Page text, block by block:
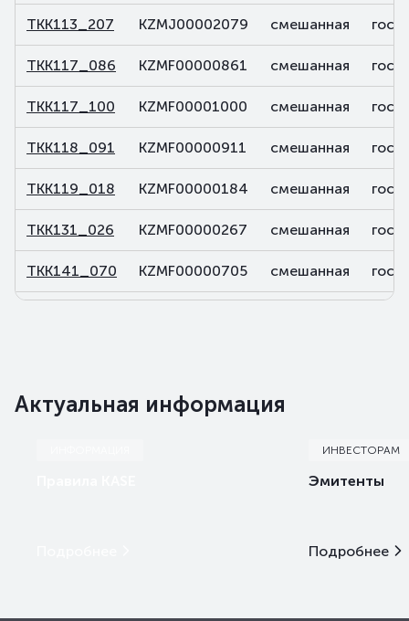
TKK113_207 KZMJ00002079 смешанная
TKK117_086 KZMF00000861 смешанная
TKK117_100 KZMF00001000 смешанная
TKK118_091 KZMF00000911 смешанная
TKK119_018 KZMF00000184 смешанная
TKK131_026 KZMF00000267 смешанная
TKK141_070 KZMF00000705 смешанная
KZMF00000697
Актуальная информация
ИНВЕСТОРАМ
Эмитенты
Подробнее